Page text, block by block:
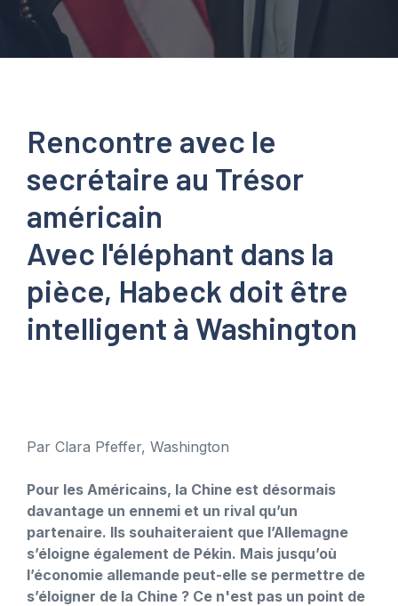
Rencontre avec le
secrétaire au Trésor
américain
Avec l'éléphant dans la
pièce, Habeck doit être
intelligent à Washington
Par Clara Pfeffer, Washington
Pour les Américains, la Chine est désormais
davantage un ennemi et un rival qu’un
partenaire. Ils souhaiteraient que l’Allemagne
s’éloigne également de Pékin. Mais jusqu’où
l’économie allemande peut-elle se permettre de
s’éloigner de la Chine ? Ce n'est pas un point de